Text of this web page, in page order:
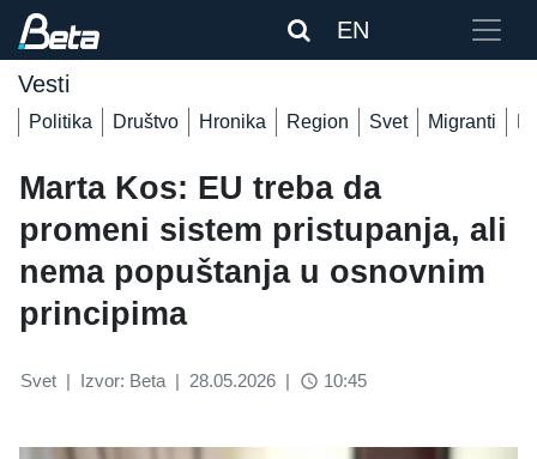
EN
Vesti
Politika Društvo Hronika Region Svet Migranti
Marta Kos: EU treba da
promeni sistem pristupanja, ali
nema popuštanja u osnovnim
principima
Svet | Izvor: Beta | 28.05.2026 | access_time 10:45